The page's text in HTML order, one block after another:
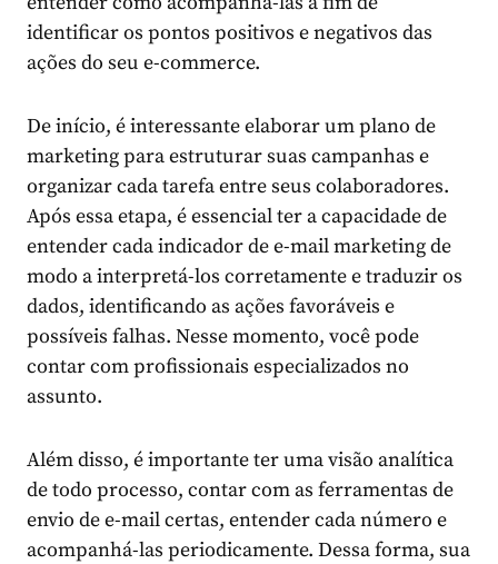
identificar os pontos positivos e negativos das
ações do seu e-commerce.
De início, é interessante elaborar um plano de
marketing para estruturar suas campanhas e
organizar cada tarefa entre seus colaboradores.
Após essa etapa, é essencial ter a capacidade de
entender cada indicador de e-mail marketing de
modo a interpretá-los corretamente e traduzir os
dados, identificando as ações favoráveis e
possíveis falhas. Nesse momento, você pode
contar com profissionais especializados no
assunto.
Além disso, é importante ter uma visão analítica
de todo processo, contar com as ferramentas de
envio de e-mail certas, entender cada número e
acompanhá-las periodicamente. Dessa forma, sua